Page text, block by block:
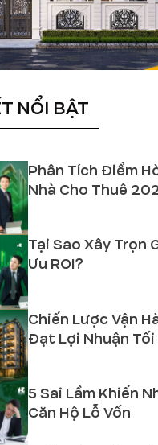
NỔI BẬT
Phân Tích Điểm
Nhà Cho Thuê
Tại Sao Xây Trọn
Ưu ROI?
Chiến Lược Vận
Đạt Lợi Nhuận
5 Sai Lầm Khiến
Căn Hộ Lỗ Vốn